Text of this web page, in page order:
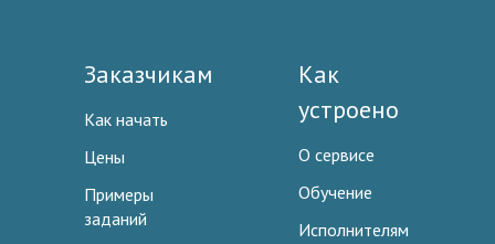
Заказчикам
Как начать
Цены
Примеры
заданий
Как
устроено
О сервисе
Обучение
Исполнителям